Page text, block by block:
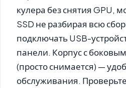
кулера без снятия GPU,
SSD не разбирая всю
подключать USB-
панели. Корпус с
(просто снимается) —
обслуживания.